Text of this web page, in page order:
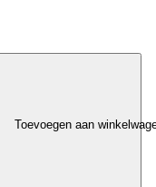
Toevoegen aan